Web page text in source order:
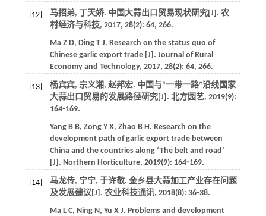
[12] 马招弟, 丁天娇. 中国大蒜出口贸易现状研究[J]. 农
村经济与科技, 2017, 28(2): 64, 266.
Ma Z D, Ding T J. Research on the status quo of
Chinese garlic export trade [J]. Journal of Rural
Economy and Technology, 2017, 28(2): 64, 266.
[13]
杨宾宾, 宗义湘, 赵邦宏. 中国与“一带一路”沿线国家
大蒜出口贸易的发展路径研究[J]. 北方园艺, 2019(9):
164⁃169.
Yang B B, Zong Y X, Zhao B H. Research on the
development path of garlic export trade between
China and the countries along ‘The belt and road’
[J]. Northern Horticulture, 2019(9): 164⁃169.
[14]
马龙传, 宁宁, 于许敬. 金乡县大蒜加工产业存在问题
及发展建议[J]. 农业科技通讯, 2018(8): 36⁃38.
Ma L C, Ning N, Yu X J. Problems and development